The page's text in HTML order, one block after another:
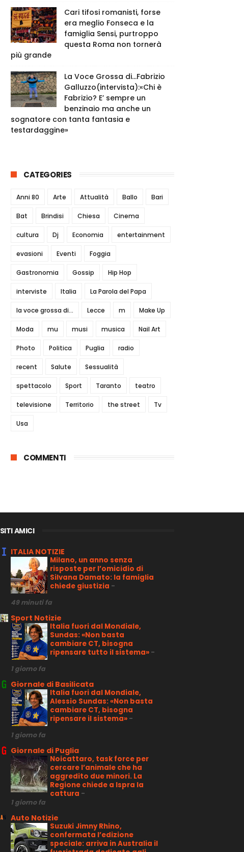
Cari tifosi romanisti, forse
era meglio Fonseca e la
famiglia Sensi, purtroppo
questa Roma non tornerà
più grande
La Voce Grossa di…Fabrizio
Galluzzo(intervista):«Chi è
Fabrizio? E’ sempre un
benzinaio ma anche un
sognatore con tanta fantasia e
testardaggine»
CATEGORIES
Anni 80 Arte Attualità Ballo Bari
Bat Brindisi Chiesa Cinema
cultura Dj Economia entertainment
evasioni Eventi Foggia
Gastronomia Gossip Hip Hop
interviste Italia La Parola del Papa
la voce grossa di... Lecce m Make Up
Moda mu musi musica Nail Art
Photo Politica Puglia radio
recent Salute Sessualità
spettacolo Sport Taranto teatro
televisione Territorio the street Tv
Usa
COMMENTI
SITI AMICI
ITALIA NOTIZIE
Milano, un anno senza
risposte per l’omicidio di
Silvana Damato: la famiglia
chiede giustizia -
49 minuti fa
Sport Notizie
Italia fuori dal Mondiale,
Sundas: «Non basta
cambiare CT, bisogna
ripensare tutto il sistema» -
1 giorno fa
Giornale di Basilicata
Italia fuori dal Mondiale,
Alessio Sundas: «Non basta
cambiare CT, bisogna
ripensare il sistema» -
1 giorno fa
Giornale di Puglia
Noicattaro, task force per
cercare l’animale che ha
aggredito due minori. La
Regione chiede a Ispra la
cattura -
1 giorno fa
Auto Notizie
Suzuki Jimny Rhino,
confermata l’edizione
speciale: arriva in Australia il